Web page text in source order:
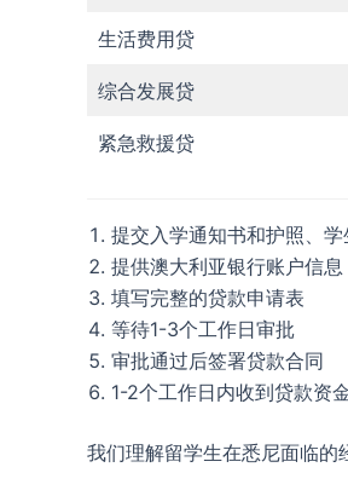
生活费用贷
综合发展贷
紧急救援贷
提交入学通知书和护照、
提供澳大利亚银行账户信息
填写完整的贷款申请表
等待1-3个工作日审批
审批通过后签署贷款合同
1-2个工作日内收到贷款资
我们理解留学生在悉尼面临